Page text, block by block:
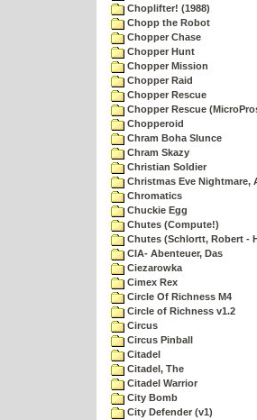
Choplifter! (1988)
Chopp the Robot
Chopper Chase
Chopper Hunt
Chopper Mission
Chopper Raid
Chopper Rescue
Chopper Rescue
Chopperoid
Chram Boha Slunce
Chram Skazy
Christian Soldier
Christmas Eve Nightmare,
Chromatics
Chuckie Egg
Chutes (Compute!)
Chutes (Schlortt, Robert -
CIA- Abenteuer, Das
Ciezarowka
Cimex Rex
Circle Of Richness M4
Circle of Richness v1.2
Circus
Circus Pinball
Citadel
Citadel, The
Citadel Warrior
City Bomb
City Defender (v1)